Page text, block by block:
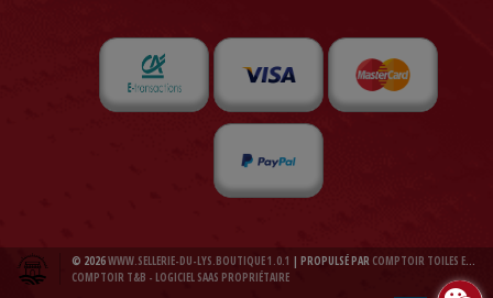
© 2026WWW.SELLERIE-DU-LYS.BOUTIQUE 1.0.1 | PROPULSÉ PAR COMPTOIR TOILES ET BACHES 1.0.1
COMPTOIR T&B - LOGICIEL SAAS PROPRIÉTAIRE